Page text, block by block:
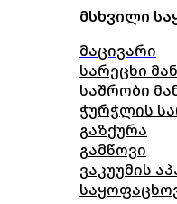
მსხვილი
მაცივარი
სარეცხი
საშრობი
ჭურჭლის
გაზქურა
გამწოვი
ვაკუუმის